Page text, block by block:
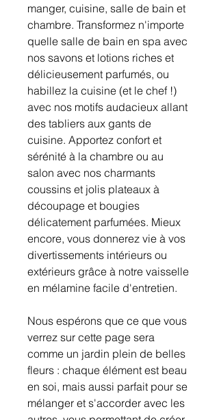
manger, cuisine, salle de bain et
chambre. Transformez n'importe
quelle salle de bain en spa avec
nos savons et lotions riches et
délicieusement parfumés, ou
habillez la cuisine (et le chef !)
avec nos motifs audacieux allant
des tabliers aux gants de
cuisine. Apportez confort et
sérénité à la chambre ou au
salon avec nos charmants
coussins et jolis plateaux à
découpage et bougies
délicatement parfumées. Mieux
encore, vous donnerez vie à vos
divertissements intérieurs ou
extérieurs grâce à notre vaisselle
en mélamine facile d'entretien.
Nous espérons que ce que vous
verrez sur cette page sera
comme un jardin plein de belles
fleurs : chaque élément est beau
en soi, mais aussi parfait pour se
mélanger et s'accorder avec les